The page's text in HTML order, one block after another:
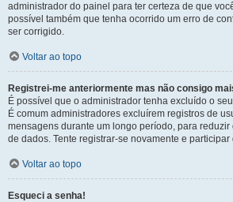
administrador do painel para ter certeza de que
possível também que tenha ocorrido um erro de
ser corrigido.
Voltar ao topo
Registrei-me anteriormente mas não consigo
É possível que o administrador tenha excluído o
É comum administradores excluírem registros de
mensagens durante um longo período, para
de dados. Tente registrar-se novamente e
Voltar ao topo
Esqueci a senha!